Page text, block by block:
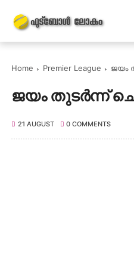
Home Premier League ജയം
ജയം തുടർന്ന്
21 AUGUST 0 COMMENTS